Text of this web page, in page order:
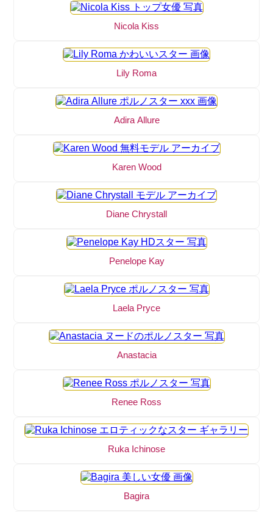
Nicola Kiss
Lily Roma
Adira Allure
Karen Wood
Diane Chrystall
Penelope Kay
Laela Pryce
Anastacia
Renee Ross
Ruka Ichinose
Bagira